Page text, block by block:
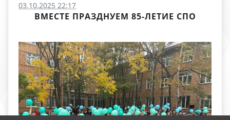
03.10.2025 22:17
ВМЕСТЕ ПРАЗДНУЕМ 85-ЛЕТИЕ СПО